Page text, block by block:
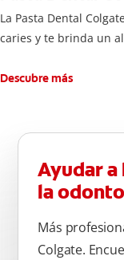
La Pasta Dental
caries y te brinda un
Descubre más
Ayudar
la
Más
Colgate.